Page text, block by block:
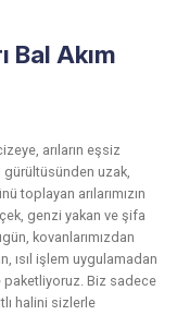
Bal Akım
arıların eşsiz
gürültüsünden uzak,
toplayan arılarımızın
genzi yakan ve şifa
kovanlarımızdan
ısıl işlem uygulamadan
paketliyoruz. Biz sadece
halini sizlerle